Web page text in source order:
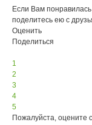
Если Вам
поделитесь ею с
Оценить
Поделиться
1
2
3
4
5
Пожалуйста, оцените